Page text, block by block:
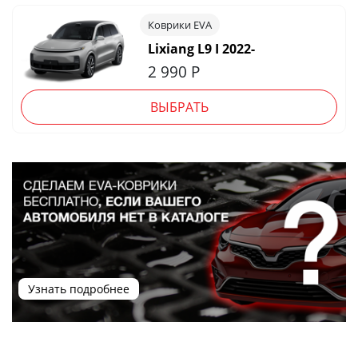
Коврики EVA
Lixiang L9 I 2022-
2 990 Р
ВЫБРАТЬ
Узнать подробнее